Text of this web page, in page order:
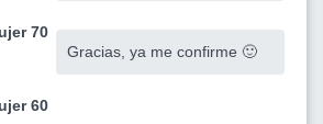
70
Gracias, ya me confirme 🙂
60